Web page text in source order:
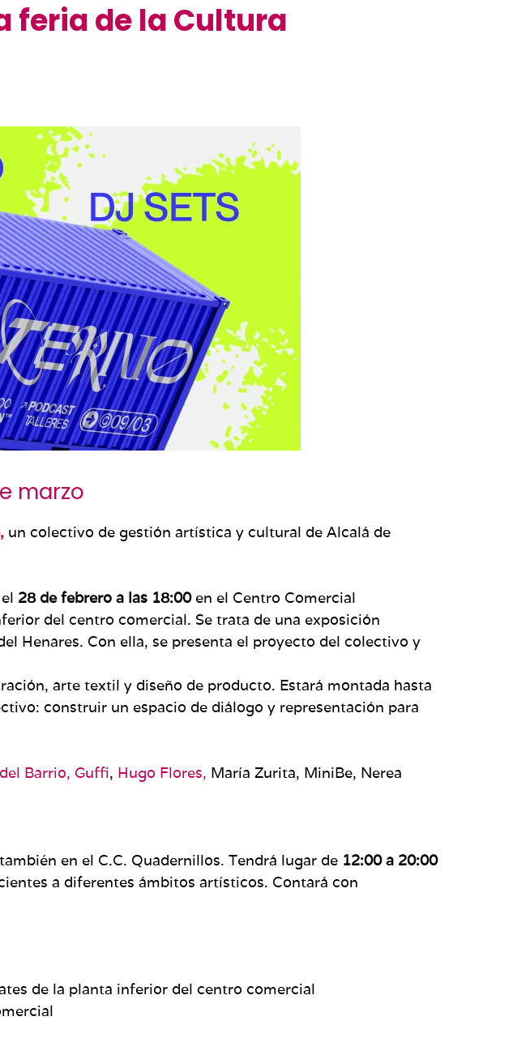
feria de la Cultura
marzo
un colectivo de gestión artística y cultural de Alcalá de
el 28 de febrero a las 18:00en el Centro Comercial
del centro comercial. Se trata de una exposición
Henares. Con ella, se presenta el proyecto del colectivo y
arte textil y diseño de producto. Estará montada hasta
construir un espacio de diálogo y representación para
Barrio, Guffi, Hugo Flores, María Zurita, MiniBe, Nerea
también en el C.C. Quadernillos. Tendrá lugar de 12:00 a 20:00
a diferentes ámbitos artísticos. Contará con
de la planta inferior del centro comercial